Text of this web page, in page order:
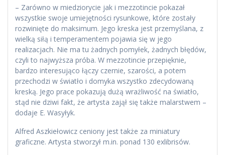
– Zarówno w miedziorycie jak i mezzotincie pokazał
wszystkie swoje umiejętności rysunkowe, które zostały
rozwinięte do maksimum. Jego kreska jest przemyślana, z
wielką siłą i temperamentem pojawia się w jego
realizacjach. Nie ma tu żadnych pomyłek, żadnych błędów,
czyli to najwyższa próba. W mezzotincie przepięknie,
bardzo interesująco łączy czernie, szarości, a potem
przechodzi w światło i domyka wszystko zdecydowaną
kreską. Jego prace pokazują dużą wrażliwość na światło,
stąd nie dziwi fakt, że artysta zajął się także malarstwem –
dodaje E. Wasyłyk.
Alfred Aszkiełowicz ceniony jest także za miniatury
graficzne. Artysta stworzył m.in. ponad 130 exlibrisów.